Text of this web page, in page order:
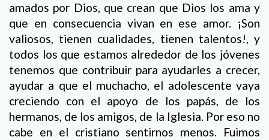
amados por Dios, que crean que Dios los ama y
que en consecuencia vivan en ese amor. ¡Son
valiosos, tienen cualidades, tienen talentos!, y
todos los que estamos alrededor de los jóvenes
tenemos que contribuir para ayudarles a crecer,
ayudar a que el muchacho, el adolescente vaya
creciendo con el apoyo de los papás, de los
hermanos, de los amigos, de la Iglesia. Por eso no
cabe en el cristiano sentirnos menos. Fuimos